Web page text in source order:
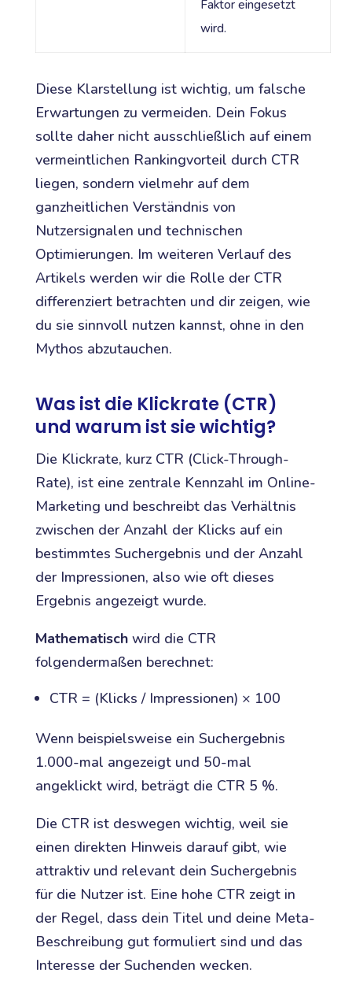
Faktor eingesetzt
wird.
Diese Klarstellung ist wichtig, um falsche
Erwartungen zu vermeiden. Dein Fokus
sollte daher nicht ausschließlich auf einem
vermeintlichen Rankingvorteil durch CTR
liegen, sondern vielmehr auf dem
ganzheitlichen Verständnis von
Nutzersignalen und technischen
Optimierungen. Im weiteren Verlauf des
Artikels werden wir die Rolle der CTR
differenziert betrachten und dir zeigen, wie
du sie sinnvoll nutzen kannst, ohne in den
Mythos abzutauchen.
Was ist die Klickrate (CTR)
und warum ist sie wichtig?
Die Klickrate, kurz CTR (Click-Through-
Rate), ist eine zentrale Kennzahl im Online-
Marketing und beschreibt das Verhältnis
zwischen der Anzahl der Klicks auf ein
bestimmtes Suchergebnis und der Anzahl
der Impressionen, also wie oft dieses
Ergebnis angezeigt wurde.
Mathematischwird die CTR
folgendermaßen berechnet:
CTR = (Klicks / Impressionen) × 100
Wenn beispielsweise ein Suchergebnis
1.000-mal angezeigt und 50-mal
angeklickt wird, beträgt die CTR 5 %.
Die CTR ist deswegen wichtig, weil sie
einen direkten Hinweis darauf gibt, wie
attraktiv und relevant dein Suchergebnis
für die Nutzer ist. Eine hohe CTR zeigt in
der Regel, dass dein Titel und deine Meta-
Beschreibung gut formuliert sind und das
Interesse der Suchenden wecken.